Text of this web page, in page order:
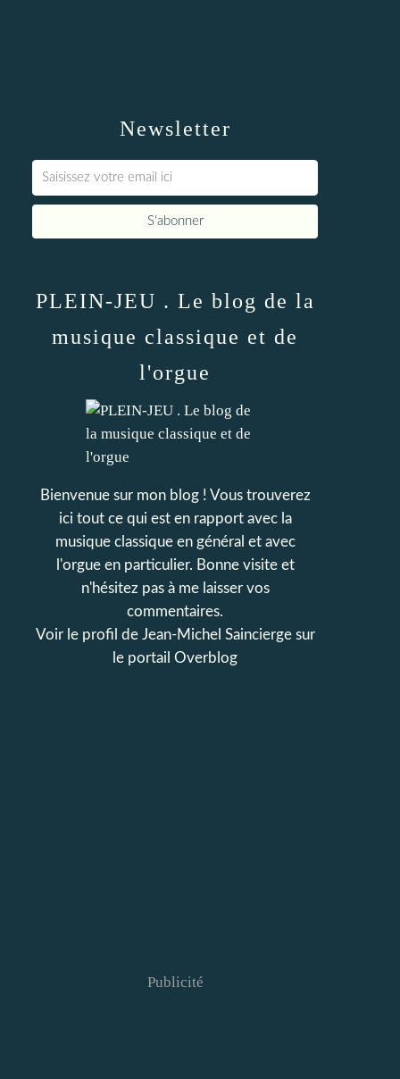
Newsletter
PLEIN-JEU . Le blog de la
musique classique et de
l'orgue
Bienvenue sur mon blog ! Vous trouverez
ici tout ce qui est en rapport avec la
musique classique en général et avec
l'orgue en particulier. Bonne visite et
n'hésitez pas à me laisser vos
commentaires.
Voir le profil de Jean-Michel Sainciergesur
le portail Overblog
Publicité